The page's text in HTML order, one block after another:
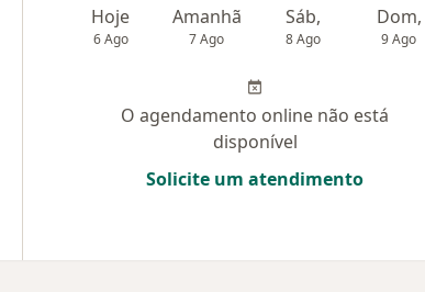
Hoje
6 Ago
Amanhã
7 Ago
Sáb,
8 Ago
Dom,
9 Ago
O agendamento online não está
disponível
Solicite um atendimento